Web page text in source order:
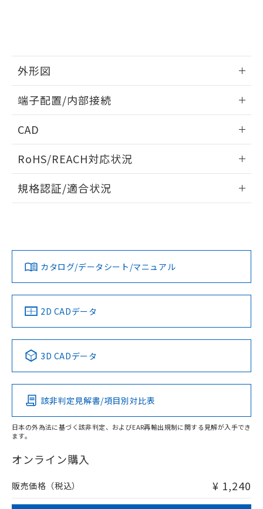
外形図
外形図
取りつけ穴加工図
端子配置/内部接続
端子配置/内部接続
CAD
ドすることができます。
ログイン/会員登録
ダウンロードデータをご利用いただく前に、以下を必ずお読
みください。
ソフトウェアの使用条件
RoHS/REACH対応状況
EU RoHS 注意事項・凡例
対応済み
中国 RoHS 注意事項・凡例
Pb Hg Cd Cr(VI)
O
在庫等で未対応品が混在する可能性があります。
問い合わせください。
規格認証/適合状況
カタログ/データシート/マニュアル
2D CADデータ
3D CADデータ
該非判定見解書/項目別対比表
日本の外為法に基づく該非判定、およびEAR再輸出規制に関する見解が入手でき
ます。
オンライン購入
販売価格（税込） ¥ 1,240
物質の対応では、対応完了までの期間は出
荷製品に未対応品が混在することから備考
欄に対応日を記載しておりました。
既に当社にて対応品への在庫切替を完了
していることから、特段のことがない限